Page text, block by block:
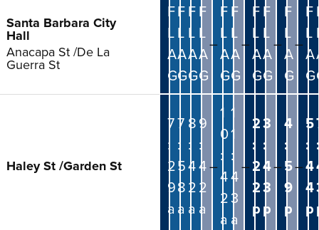
Santa Barbara City
Hall
Anacapa St /De La
Guerra St
F
L
A
G
F
L
A
G
F
L
A
G
F
L
A
G
–
F
L
A
G
F
L
A
G
–
F
L
A
G
F
L
A
G
–
F
L
A
G
–
F
L
A
G
Haley St /Garden St
7
:
2
9
a
7
:
5
8
a
8
:
4
2
a
9
:
4
2
a
–
1
0
:
4
2
a
1
1
:
4
3
a
–
2
:
2
2
p
3
:
4
3
p
–
4
:
5
9
p
–
5
:
4
4
p
: